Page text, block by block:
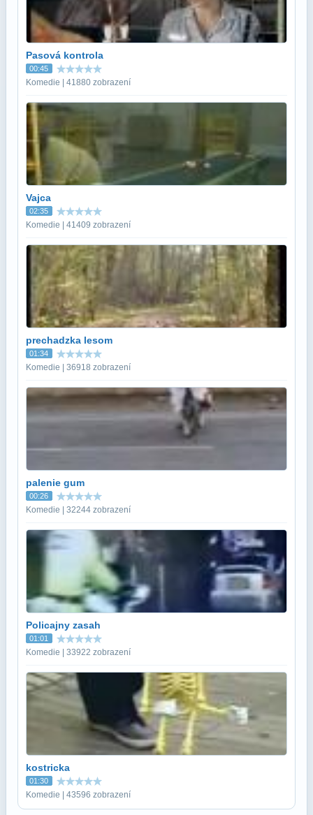
Pasová kontrola
00:45
Komedie | 41880 zobrazení
Vajca
02:35
Komedie | 41409 zobrazení
prechadzka lesom
01:34
Komedie | 36918 zobrazení
palenie gum
00:26
Komedie | 32244 zobrazení
Policajny zasah
01:01
Komedie | 33922 zobrazení
kostricka
01:30
Komedie | 43596 zobrazení